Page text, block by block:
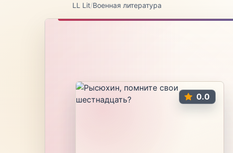
LL Lit/Военная литература
0.0